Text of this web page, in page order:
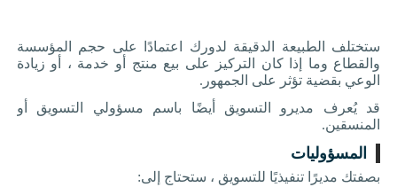
ستختلف الطبيعة الدقيقة لدورك اعتمادًا على حجم المؤسسة
والقطاع وما إذا كان التركيز على بيع منتج أو خدمة ، أو زيادة
الوعي بقضية تؤثر على الجمهور .
قد يُعرف مديرو التسويق أيضًا باسم مسؤولي التسويق أو
المنسقين.
المسؤوليات
بصفتك مديرًا تنفيذيًا للتسويق ، ستحتاج إلى: